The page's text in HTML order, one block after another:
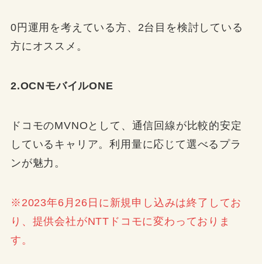
0円運用を考えている方、2台目を検討している
方にオススメ。
2.OCNモバイルONE
ドコモのMVNOとして、通信回線が比較的安定
しているキャリア。利用量に応じて選べるプラ
ンが魅力。
※2023年6月26日に新規申し込みは終了してお
り、提供会社がNTTドコモに変わっておりま
す。